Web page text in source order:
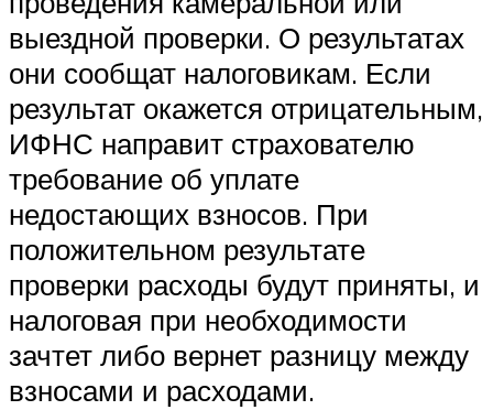
выездной проверки. О результатах
они сообщат налоговикам. Если
результат окажется отрицательным,
ИФНС направит страхователю
требование об уплате
недостающих взносов. При
положительном результате
проверки расходы будут приняты, и
налоговая при необходимости
зачтет либо вернет разницу между
взносами и расходами.